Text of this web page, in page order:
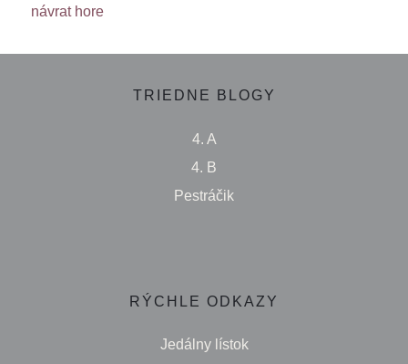
návrat hore
TRIEDNE BLOGY
4. A
4. B
Pestráčik
RÝCHLE ODKAZY
Jedálny lístok